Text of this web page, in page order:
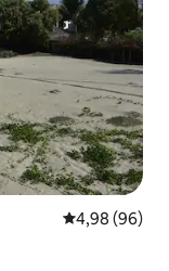
Évaluation
4,98 (96)